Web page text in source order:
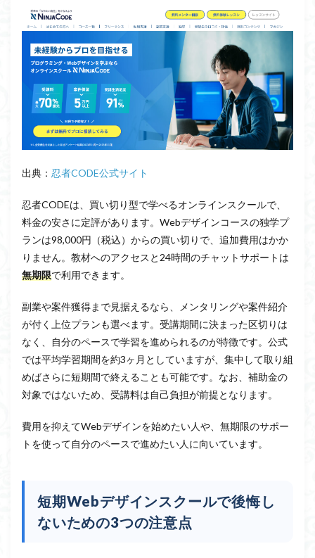
出典： 忍者CODE公式サイト
忍者CODEは、買い切り型で学べるオンラインスクールで、
料金の安さに定評があります。Webデザインコースの独学プ
ランは98,000円（税込）からの買い切りで、追加費用はかか
りません。教材へのアクセスと24時間のチャットサポートは
無期限で利用できます。
副業や案件獲得まで見据えるなら、メンタリングや案件紹介
が付く上位プランも選べます。受講期間に決まった区切りは
なく、自分のペースで学習を進められるのが特徴です。公式
では平均学習期間を約3ヶ月としていますが、集中して取り組
めばさらに短期間で終えることも可能です。なお、補助金の
対象ではないため、受講料は自己負担が前提となります。
費用を抑えてWebデザインを始めたい人や、無期限のサポー
トを使って自分のペースで進めたい人に向いています。
短期Webデザインスクールで後悔し
ないための3つの注意点